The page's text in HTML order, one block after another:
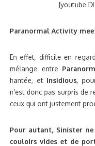
[youtube
Paranormal Activity
En effet, difficile en
mélange entre
hantée, et Insidious,
n’est donc pas surpris de
ceux qui ont justement
Pour autant, Sinister
couloirs vides et de